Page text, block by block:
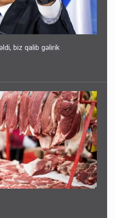
obyektini məhv etdi -
biz qalib gəlirik